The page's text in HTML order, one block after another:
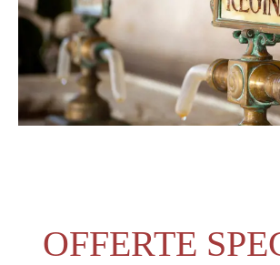
OFFERTE